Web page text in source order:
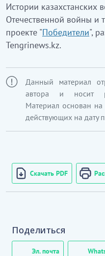
Истории казахстанских
Отечественной войны и
проекте "Победители",
Tengrinews.kz.
Данный материал
автора и носит
Материал основан
действующих на дату
Скачать PDF
Поделиться
Эл. почта